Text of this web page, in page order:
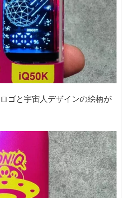
ゴと宇宙人デザインの絵柄が